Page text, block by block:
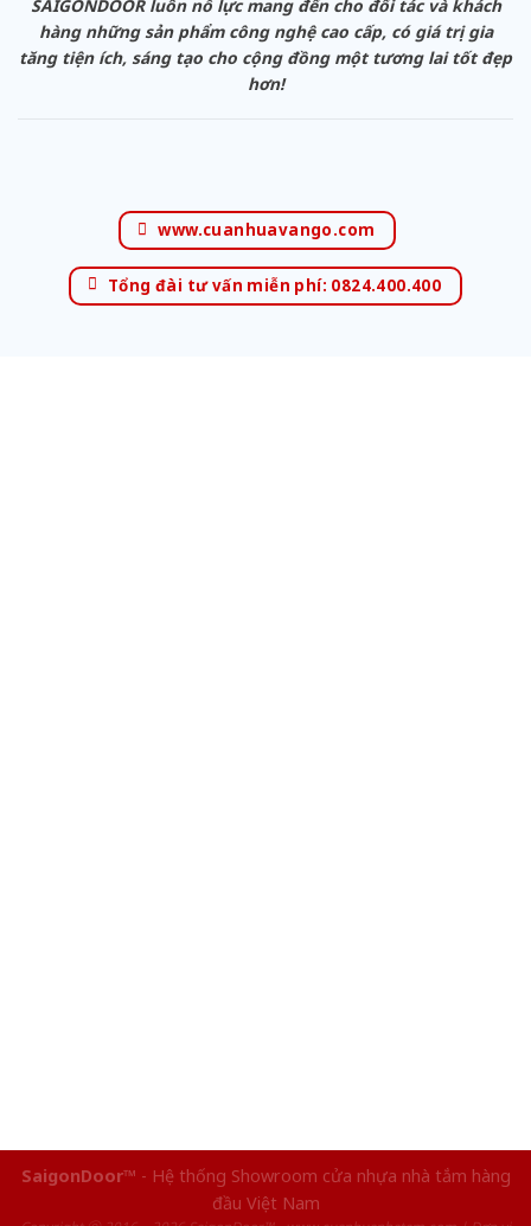
SAIGONDOOR luôn nỗ lực mang đến cho đối tác và khách
hàng những sản phẩm công nghệ cao cấp, có giá trị gia
tăng tiện ích, sáng tạo cho cộng đồng một tương lai tốt đẹp
hơn!
www.cuanhuavango.com
Tổng đài tư vấn miễn phí: 0824.400.400
SaigonDoor™ - Hệ thống Showroom cửa nhựa nhà tắm hàng
đầu Việt Nam